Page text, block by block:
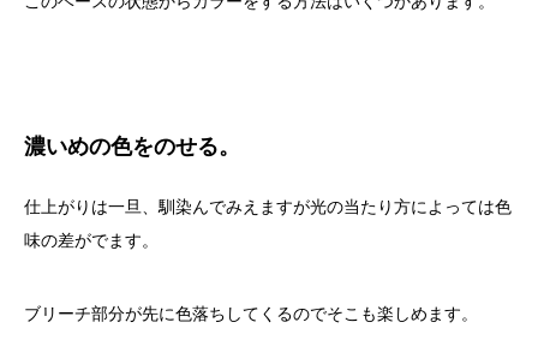
濃いめの色をのせる。
仕上がりは一旦、馴染んでみえますが光の当たり方によっては色
味の差がでます。
ブリーチ部分が先に色落ちしてくるのでそこも楽しめます。